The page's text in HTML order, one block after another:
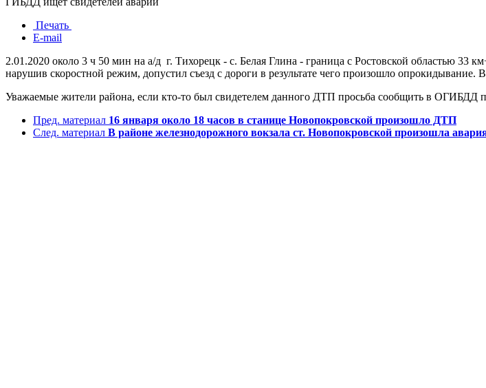
Печать
E-mail
2.01.2020 около 3 ч 50 мин на а/д г. Тихорецк - с. Белая Глина - граница с Ростовской областью 33
нарушив скоростной режим, допустил съезд с дороги в результате чего произошло
Уважаемые жители района, если кто-то был свидетелем данного ДТП просьба сообщить в ОГИБДД
Пред. материал 16 января около 18 часов в станице Новопокровской произошло ДТП
След. материал В районе железнодорожного вокзала ст. Новопокровской произошла